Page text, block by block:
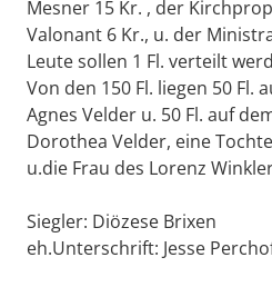
Mesner 15 Kr. , der
Valonant 6 Kr., u. der
Leute sollen 1 Fl. verteilt
Von den 150 Fl. liegen 50 Fl.
Agnes Velder u. 50 Fl. auf
Dorothea Velder, eine
u.die Frau des Lorenz
Siegler: Diözese Brixen
eh.Unterschrift: Jesse